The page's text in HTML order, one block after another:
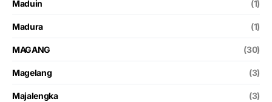
Maduin (1)
Madura (1)
MAGANG (30)
Magelang (3)
Majalengka (3)